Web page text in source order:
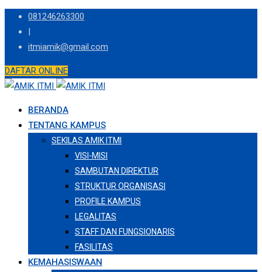
Skip
content
081246263300
|
itmiamik@gmail.com
DAFTAR ONLINE
BERANDA
TENTANG KAMPUS
SEKILAS AMIK ITMI
VISI-MISI
SAMBUTAN DIREKTUR
STRUKTUR ORGANISASI
PROFILE KAMPUS
LEGALITAS
STAFF DAN FUNGSIONARIS
FASILITAS
KEMAHASISWAAN